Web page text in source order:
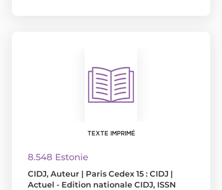
TEXTE IMPRIMÉ
8.548 Estonie
CIDJ, Auteur | Paris Cedex 15 : CIDJ |
Actuel - Edition nationale CIDJ, ISSN